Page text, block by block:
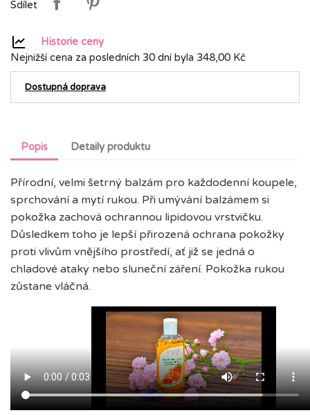
Sdílet
Historie ceny
Nejnižší cena za posledních 30 dní byla 348,00 Kč
Dostupná doprava
Popis Detaily produktu
Přírodní, velmi šetrný balzám pro každodenní koupele,
sprchování a mytí rukou. Při umývání balzámem si
pokožka zachová ochrannou lipidovou vrstvičku.
Důsledkem toho je lepší přirozená ochrana pokožky
proti vlivům vnějšího prostředí, ať již se jedná o
chladové ataky nebo sluneční záření. Pokožka rukou
zůstane vláčná.